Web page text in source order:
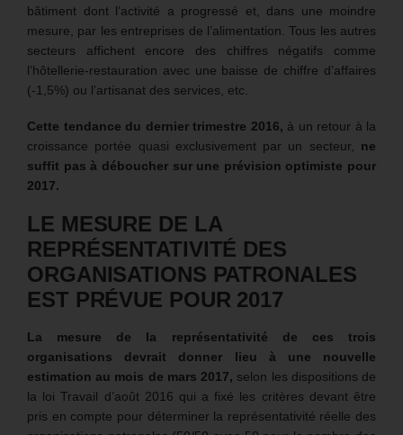
bâtiment dont l’activité a progressé et, dans une moindre
mesure, par les entreprises de l’alimentation. Tous les autres
secteurs affichent encore des chiffres négatifs comme
l’hôtellerie-restauration avec une baisse de chiffre d’affaires
(-1,5%) ou l’artisanat des services, etc.
Cette tendance du dernier trimestre 2016, à un retour à la
croissance portée quasi exclusivement par un secteur,
ne
suffit pas à déboucher sur une prévision optimiste pour
2017.
LE MESURE DE LA
REPRÉSENTATIVITÉ DES
ORGANISATIONS PATRONALES
EST PRÉVUE POUR 2017
La mesure de la représentativité de ces trois
organisations devrait donner lieu à une nouvelle
estimation au mois de mars 2017, selon les dispositions de
la loi Travail d’août 2016 qui a fixé les critères devant être
pris en compte pour déterminer la représentativité réelle des